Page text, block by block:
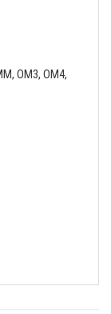
OM3, OM4,